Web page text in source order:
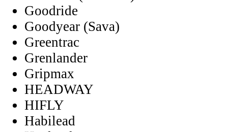
Goodride
Goodyear (Sava)
Greentrac
Grenlander
Gripmax
HEADWAY
HIFLY
Habilead